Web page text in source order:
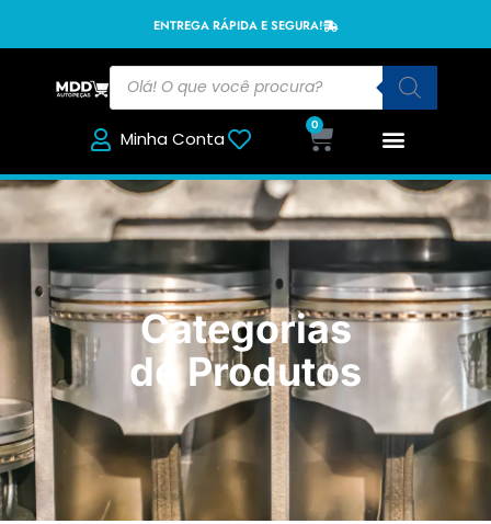
ENTREGA RÁPIDA E SEGURA!
Minha Conta
0
Categorias
de Produtos